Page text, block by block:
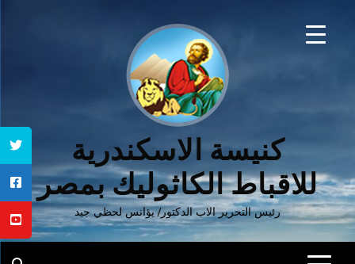
كنيسة الاسكندرية
للاقباط الكاثوليك بمصر
رئيس التحرير الاب الدكتور/ يؤانس لحظي جيد